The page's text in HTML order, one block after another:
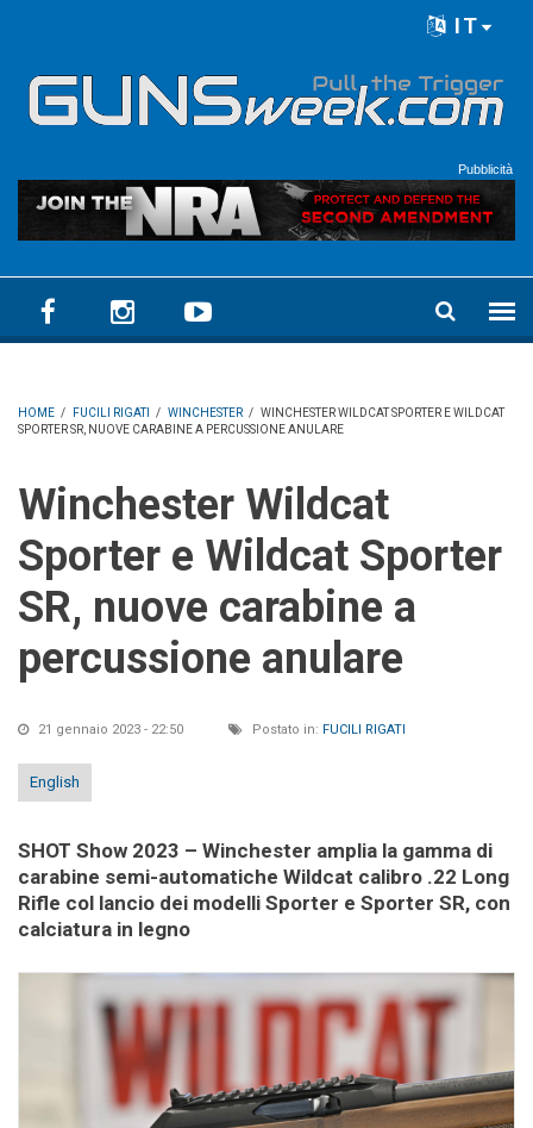
IT
Pubblicità
HOME / FUCILI RIGATI / WINCHESTER / WINCHESTER WILDCAT SPORTER E WILDCAT
SPORTER SR, NUOVE CARABINE A PERCUSSIONE ANULARE
Winchester Wildcat
Sporter e Wildcat Sporter
SR, nuove carabine a
percussione anulare
21 gennaio 2023 - 22:50 Postato in: FUCILI RIGATI
English
SHOT Show 2023 – Winchester amplia la gamma di
carabine semi-automatiche Wildcat calibro .22 Long
Rifle col lancio dei modelli Sporter e Sporter SR, con
calciatura in legno